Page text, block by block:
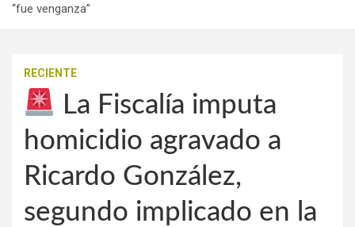
“fue venganza”
RECIENTE
La Fiscalía imputa
homicidio agravado a
Ricardo González,
segundo implicado en la